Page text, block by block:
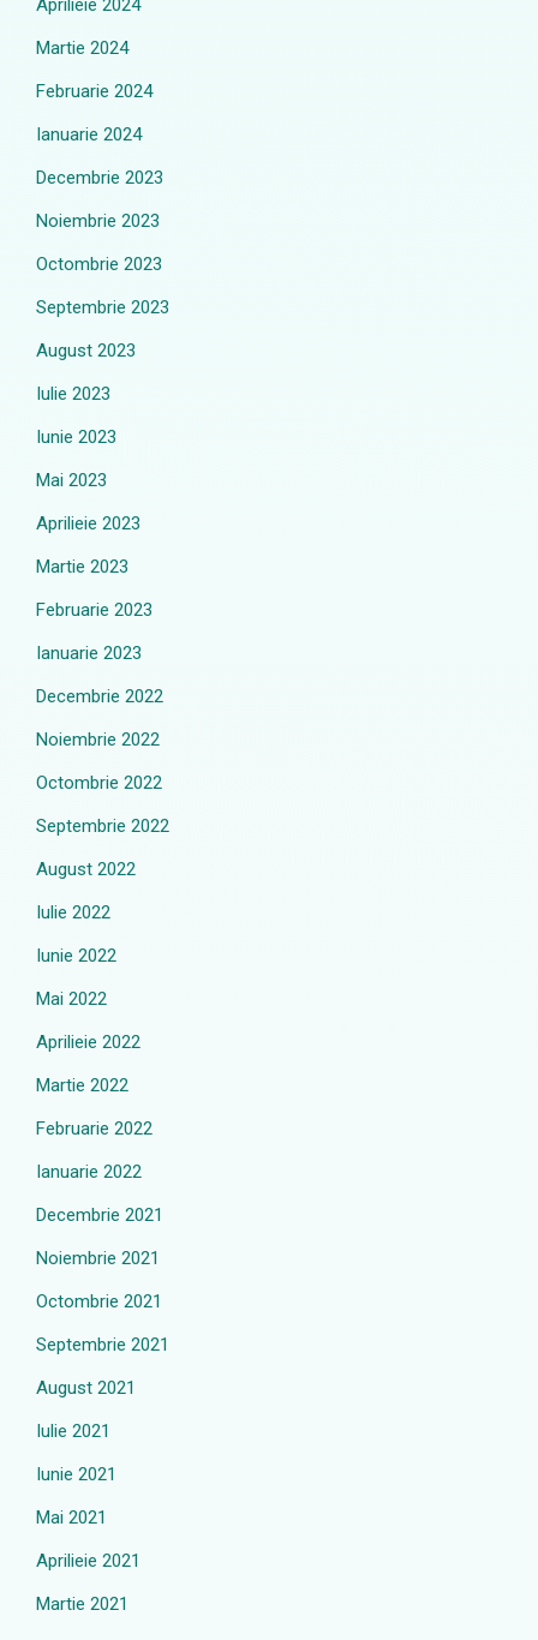
Aprilieie 2024
Martie 2024
Februarie 2024
Ianuarie 2024
Decembrie 2023
Noiembrie 2023
Octombrie 2023
Septembrie 2023
August 2023
Iulie 2023
Iunie 2023
Mai 2023
Aprilieie 2023
Martie 2023
Februarie 2023
Ianuarie 2023
Decembrie 2022
Noiembrie 2022
Octombrie 2022
Septembrie 2022
August 2022
Iulie 2022
Iunie 2022
Mai 2022
Aprilieie 2022
Martie 2022
Februarie 2022
Ianuarie 2022
Decembrie 2021
Noiembrie 2021
Octombrie 2021
Septembrie 2021
August 2021
Iulie 2021
Iunie 2021
Mai 2021
Aprilieie 2021
Martie 2021